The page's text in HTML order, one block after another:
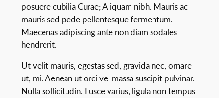
posuere cubilia Curae; Aliquam nibh. Mauris ac
mauris sed pede pellentesque fermentum.
Maecenas adipiscing ante non diam sodales
hendrerit.
Ut velit mauris, egestas sed, gravida nec, ornare
ut, mi. Aenean ut orci vel massa suscipit pulvinar.
Nulla sollicitudin. Fusce varius, ligula non tempus